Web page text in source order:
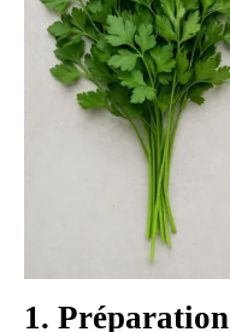
1.